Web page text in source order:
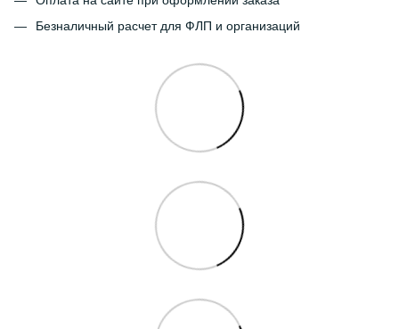
Безналичный расчет для ФЛП и организаций